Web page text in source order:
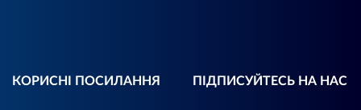
КОРИСНІ ПОСИЛАННЯ ПІДПИСУЙТЕСЬ НА НАС